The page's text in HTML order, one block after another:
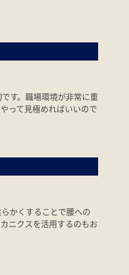
す。職場環境が非常に重
って見極めればいいので
かくすることで腰への
ニクスを活用するのもお